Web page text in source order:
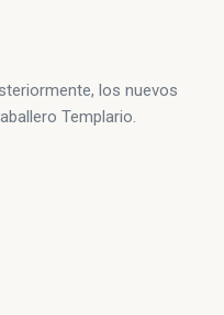
los nuevos
Templario.